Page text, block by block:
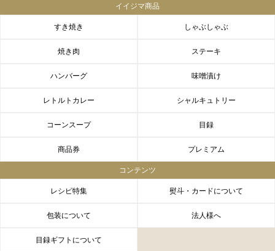
イイジマ商品
すき焼き しゃぶしゃぶ
焼き肉 ステーキ
ハンバーグ 味噌漬け
レトルトカレー シャルキュトリー
コーンスープ 目録
商品券 プレミアム
コンテンツ
レシピ特集 熨斗・カードについて
包装について 法人様へ
目録ギフトについて